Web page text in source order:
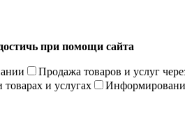
при помощи сайта
Продажа товаров и услуг
и услугах